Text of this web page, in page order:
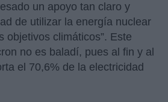
un apoyo tan claro y
de utilizar la energía nuclear
objetivos climáticos”. Este
no es baladí, pues al fin y al
el 70,6% de la electricidad